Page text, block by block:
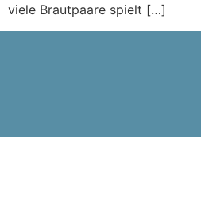
viele Brautpaare spielt […]